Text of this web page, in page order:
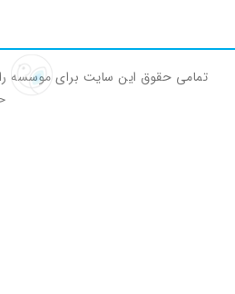
تمامی حقوق این سایت برای موسسه